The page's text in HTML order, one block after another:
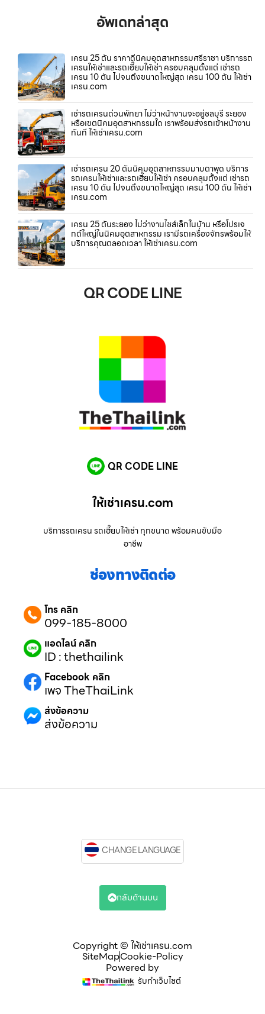
อัพเดทล่าสุด
เครน 25 ตัน ราคาดีนิคมอุตสาหกรรมศรีราชา บริการรถ
เครนให้เช่าและรถเฮี๊ยบให้เช่า ครอบคลุมตั้งแต่ เช่ารถ
เครน 10 ตัน ไปจนถึงขนาดใหญ่สุด เครน 100 ตัน ให้เช่า
เครน.com
เช่ารถเครนด่วนพัทยา ไม่ว่าหน้างานจะอยู่ชลบุรี ระยอง
หรือเขตนิคมอุตสาหกรรมใด เราพร้อมส่งรถเข้าหน้างาน
ทันที ให้เช่าเครน.com
เช่ารถเครน 20 ตันนิคมอุตสาหกรรมมาบตาพุด บริการ
รถเครนให้เช่าและรถเฮี๊ยบให้เช่า ครอบคลุมตั้งแต่ เช่ารถ
เครน 10 ตัน ไปจนถึงขนาดใหญ่สุด เครน 100 ตัน ให้เช่า
เครน.com
เครน 25 ตันระยอง ไม่ว่างานไซส์เล็กในบ้าน หรือโปรเจ
กต์ใหญ่ในนิคมอุตสาหกรรม เรามีรถเครื่องจักรพร้อมให้
บริการคุณตลอดเวลา ให้เช่าเครน.com
QR CODE LINE
QR CODE LINE
ให้เช่าเครน.com
บริการรถเครน รถเฮี๊ยบให้เช่า ทุกขนาด พร้อมคนขับมือ
อาชีพ
ช่องทางติดต่อ
โทร คลิก
099-185-8000
แอดไลน์ คลิก
ID : thethailink
Facebook คลิก
เพจ TheThaiLink
ส่งข้อความ
ส่งข้อความ
Copyright © ให้เช่าเครน.com
SiteMapCookie-Policy
Powered by
รับทำเว็บไซต์
CHANGE LANGUAGE
กลับด้านบน